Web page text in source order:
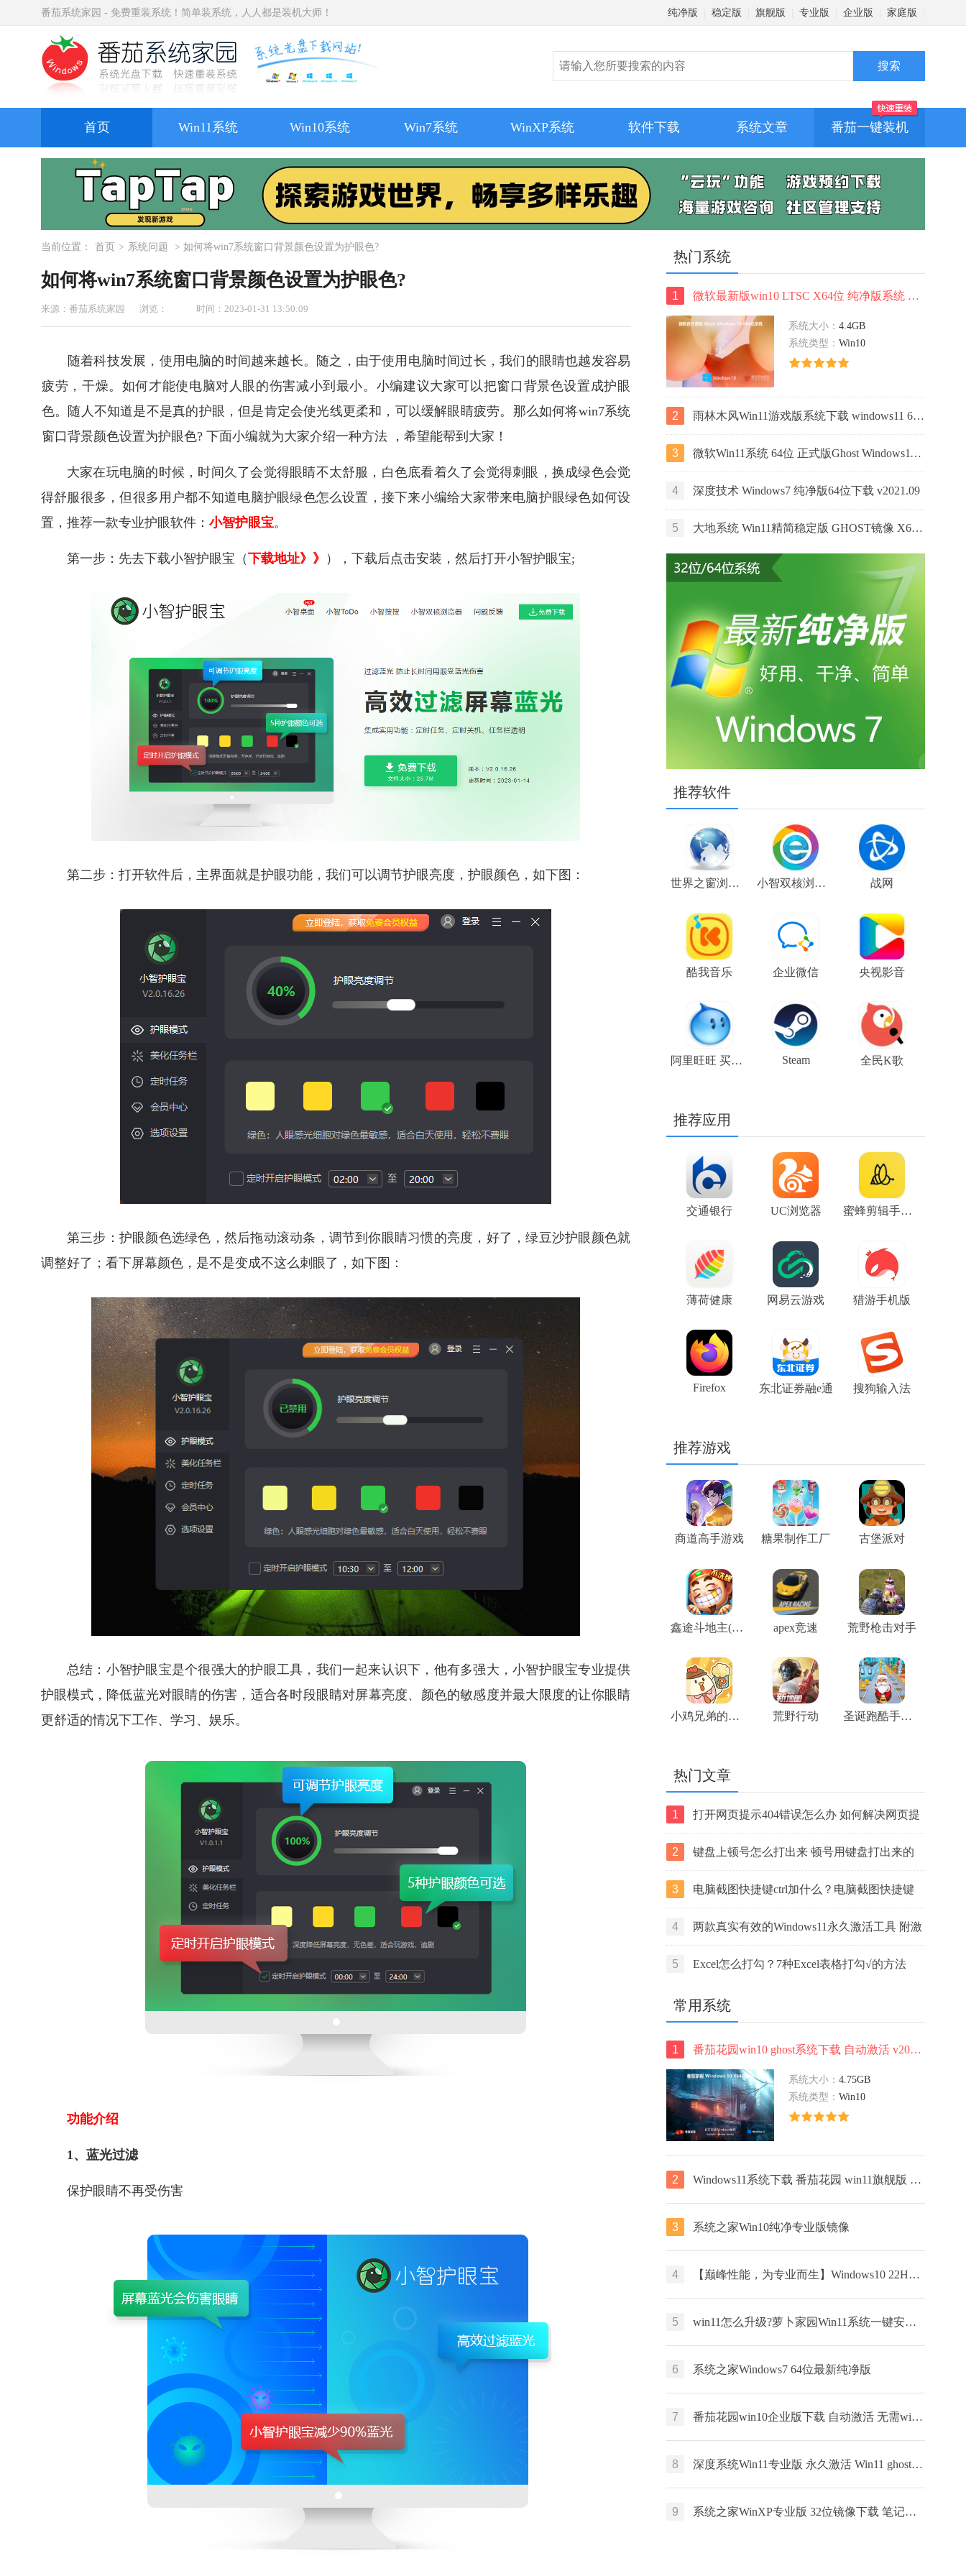
番茄系统家园 - 免费重装系统！简单装系统，人人都是装机大师！ 纯净版 稳定版 旗舰版 专业版 企业版 家庭版
首页 Win11系统 Win10系统 Win7系统 WinXP系统 软件下载 番茄一键装机
系统文章
当前位置： 首页 > 系统问题 > 如何将win7系统窗口背景颜色设置为护眼色?
如何将win7系统窗口背景颜色设置为护眼色?
来源：番茄系统家园 浏览： 时间：2023-01-31 13:50:09
随着科技发展，使用电脑的时间越来越长。随之，由于使用电脑时间过长，我们的眼睛也越发容易
疲劳，干燥。如何才能使电脑对人眼的伤害减小到最小。小编建议大家可以把窗口背景色设置成护眼
色。随人不知道是不是真的护眼，但是肯定会使光线更柔和，可以缓解眼睛疲劳。那么如何将win7系统
窗口背景颜色设置为护眼色? 下面小编就为大家介绍一种方法 ，希望能帮到大家！
大家在玩电脑的时候，时间久了会觉得眼睛不太舒服，白色底看着久了会觉得刺眼，换成绿色会觉
得舒服很多，但很多用户都不知道电脑护眼绿色怎么设置，接下来小编给大家带来电脑护眼绿色如何设
置，推荐一款专业护眼软件： 小智护眼宝。
第一步：先去下载小智护眼宝（下载地址》》 ），下载后点击安装，然后打开小智护眼宝;
第二步：打开软件后，主界面就是护眼功能，我们可以调节护眼亮度，护眼颜色，如下图：
第三步：护眼颜色选绿色，然后拖动滚动条，调节到你眼睛习惯的亮度，好了，绿豆沙护眼颜色就
调整好了；看下屏幕颜色，是不是变成不这么刺眼了，如下图：
总结：小智护眼宝是个很强大的护眼工具，我们一起来认识下，他有多强大，小智护眼宝专业提供
护眼模式，降低蓝光对眼睛的伤害，适合各时段眼睛对屏幕亮度、颜色的敏感度并最大限度的让你眼睛
更舒适的情况下工作、学习、娱乐。
功能介绍
1、蓝光过滤
保护眼睛不再受伤害
热门系统
1 微软最新版win10 LTSC X64位 纯净版系统 windows10 LTSC 系统下载
系统大小： 4.4GB
系统类型： Win10
2 雨林木风Win11游戏版系统下载 windows11 64位游戏专用版本V2021
3 微软Win11系统 64位 正式版Ghost Windows11镜像 2022.05
4 深度技术 Windows7 纯净版64位下载 v2021.09
5 大地系统 Win11精简稳定版 GHOST镜像 X64位 V2022.06下载
推荐软件
世界之窗浏览器 小智双核浏览器 战网
酷我音乐 企业微信 央视影音
阿里旺旺 买家版 Steam 全民K歌
推荐应用
交通银行 UC浏览器 蜜蜂剪辑手机版
薄荷健康 网易云游戏 猎游手机版
Firefox 东北证券融e通 搜狗输入法
推荐游戏
商道高手游戏 糖果制作工厂 古堡派对
鑫途斗地主(大奖赛) apex竞速 荒野枪击对手
小鸡兄弟的爆米花店铺 荒野行动 圣诞跑酷手机版
热门文章
1
打开网页提示404错误怎么办 如何解决网页提
示404错误【详解】
2
键盘上顿号怎么打出来 顿号用键盘打出来的
两种方法
3
电脑截图快捷键ctrl加什么？电脑截图快捷键
ctrl组合使用方法
4
两款真实有效的Windows11永久激活工具 附激
活码
5
Excel怎么打勾？7种Excel表格打勾√的方法
常用系统
1 番茄花园win10 ghost系统下载 自动激活 v2022.05 下载
系统大小： 4.75GB
系统类型： Win10
2 Windows11系统下载 番茄花园 win11旗舰版 ghost镜像 ISO X64位
3 系统之家Win10纯净专业版镜像
4 【巅峰性能，为专业而生】Windows10 22H2 64位 专业工作站版
5 win11怎么升级?萝卜家园Win11系统一键安装 64位 windows家庭版 V2022.01
6 系统之家Windows7 64位最新纯净版
7 番茄花园win10企业版下载 自动激活 无需win10企业版激活码 win10永久激活
8 深度系统Win11专业版 永久激活 Win11 ghost ISO X64位系统下载
9 系统之家WinXP专业版 32位镜像下载 笔记本专用 x86最新版下载